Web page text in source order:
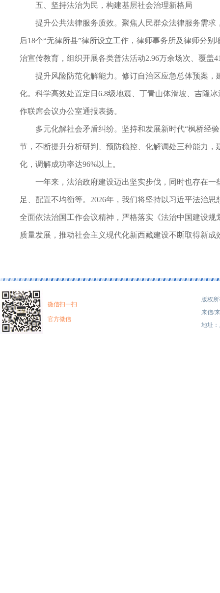
五、坚持法治为民，构建基层社会治理新格局
提升公共法律服务质效。聚焦人民群众法律服务需
后18个“无律所县”律所设立工作，律师事务所及律师分
治宣传教育，组织开展各类普法活动2.96万余场次、覆
提升风险防范化解能力。修订自治区应急总体预案
化。科学高效处置定日6.8级地震、丁青山体滑坡、吉隆
作联席会议办公室通报表扬。
多元化解社会矛盾纠纷。坚持和发展新时代“枫桥经
节，不断提升分析研判、预防稳控、化解调处三种能力
化，调解成功率达96%以上。
一年来，法治政府建设迈出坚实步伐，同时也存在
足、配置不均衡等。2026年，我们将坚持以习近平法治
全面依法治国工作会议精神，严格落实《法治中国建设
质量发展，推动社会主义现代化新西藏建设不断取得新成
微信扫一扫
官方微信
版权
来信/
地址